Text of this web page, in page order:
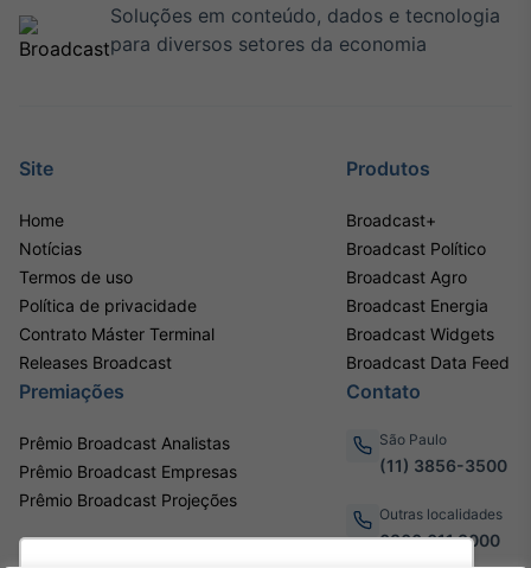
Soluções em conteúdo, dados e tecnologia
para diversos setores da economia
Site
Home
Notícias
Termos de uso
Política de privacidade
Contrato Máster Terminal
Releases Broadcast
Produtos
Broadcast+
Broadcast Político
Broadcast Agro
Broadcast Energia
Broadcast Widgets
Broadcast Data Feed
Premiações
Prêmio Broadcast Analistas
Prêmio Broadcast Empresas
Prêmio Broadcast Projeções
Contato
São Paulo
(11) 3856-3500
Outras localidades
0800.011.3000